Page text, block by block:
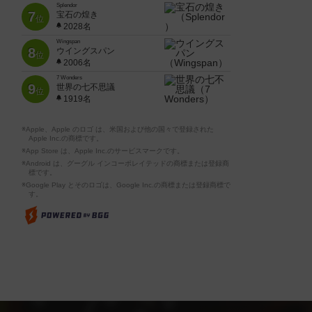
7位
Splendor
宝石の煌き
2028名
8位
Wingspan
ウイングスパン
2006名
9位
7 Wonders
世界の七不思議
1919名
※Apple、Apple のロゴ は、米国および他の国々で登録された
Apple Inc.の商標です。
※App Store は、Apple Inc.のサービスマークです。
※Android は、グーグル インコーポレイテッドの商標または登録商
標です。
※Google Play とそのロゴは、Google Inc.の商標または登録商標で
す。